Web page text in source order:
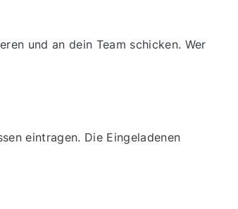
und an dein Team schicken. Wer
eintragen. Die Eingeladenen